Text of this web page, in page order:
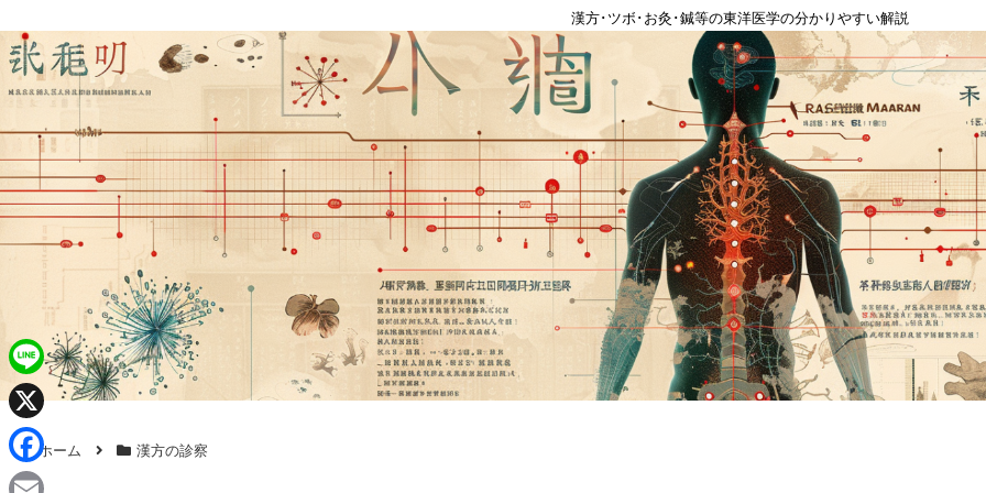
漢方･ツボ･お灸･鍼等の東洋医学の分かりやすい解説
ホーム 漢方の診察
L
n
X
F